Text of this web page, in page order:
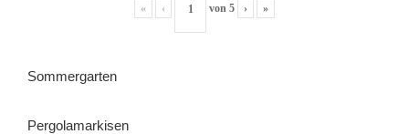
« ‹ von 5 › »
Sommergarten
Pergolamarkisen